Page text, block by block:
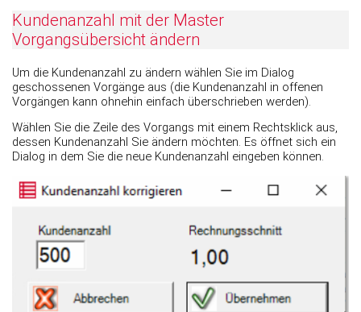
Kundenanzahl mit der Master
Vorgangsübersicht ändern
Um die Kundenanzahl zu ändern wählen Sie im Dialog
geschossenen Vorgänge aus (die Kundenanzahl in offenen
Vorgängen kann ohnehin einfach überschrieben werden).
Wählen Sie die Zeile des Vorgangs mit einem Rechtsklick aus,
dessen Kundenanzahl Sie ändern möchten. Es öffnet sich ein
Dialog in dem Sie die neue Kundenanzahl eingeben können.